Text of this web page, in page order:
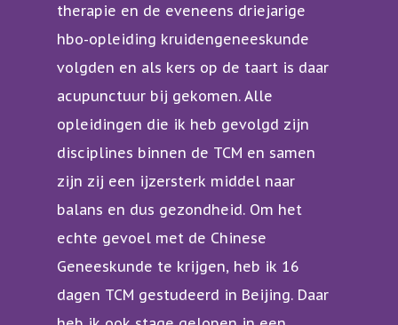
therapie en de eveneens driejarige
hbo-opleiding kruidengeneeskunde
volgden en als kers op de taart is daar
acupunctuur bij gekomen. Alle
opleidingen die ik heb gevolgd zijn
disciplines binnen de TCM en samen
zijn zij een ijzersterk middel naar
balans en dus gezondheid. Om het
echte gevoel met de Chinese
Geneeskunde te krijgen, heb ik 16
dagen TCM gestudeerd in Beijing. Daar